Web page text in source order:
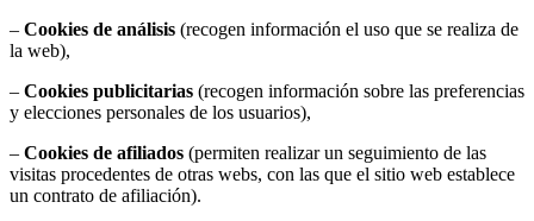
– Cookies de análisis (recogen información el uso que se realiza de
la web),
– Cookies publicitarias (recogen información sobre las preferencias
y elecciones personales de los usuarios),
– Cookies de afiliados (permiten realizar un seguimiento de las
visitas procedentes de otras webs, con las que el sitio web establece
un contrato de afiliación).